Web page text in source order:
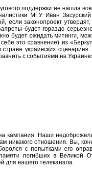
поддержки не нашла
МГУ Иван
если законопроект
будет гораздо
будет ожидать митинги,
это сравнение) из
украинских
с событиями на
кампания. Наши
никакого отношения. Вы,
с попытками его
погибших в Великой
для нашего телеканала.